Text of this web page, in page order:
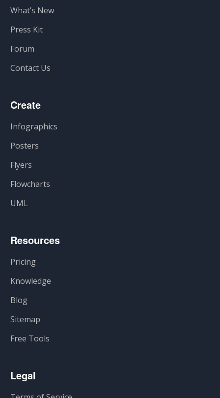
What’s New
Press Kit
Forum
Contact Us
Create
Infographics
Posters
Flyers
Flowcharts
UML
Resources
Pricing
Knowledge
Blog
Sitemap
Free Tools
Legal